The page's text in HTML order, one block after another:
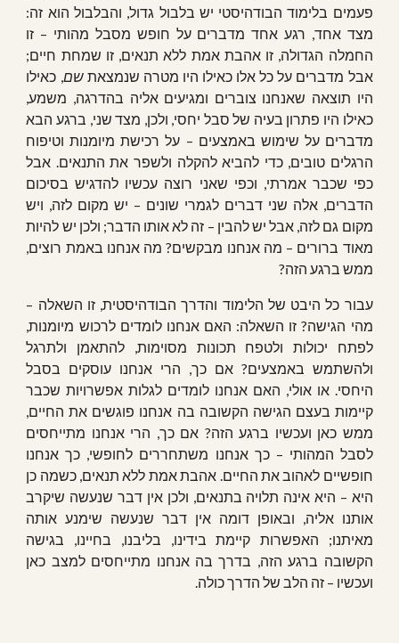
פעמים בלימוד הבודהיסטי יש בלבול גדול, והבלבול הוא זה:
מצד אחד, רגע אחד מדברים על חופש מסבל מהותי – זו
החמלה הגדולה, זו אהבת אמת ללא תנאים, זו שמחת חיים;
אבל מדברים על כל אלו כאילו היו מטרה שנמצאתשם, כאילו
היו תוצאה שאנחנו צוברים ומגיעים אליה בהדרגה, משמע,
כאילו היו פתרון בעיה של סבל יחסי, ולכן, מצד שני, ברגע הבא
מדברים על שימוש באמצעים – על רכישת מיומנות וטיפוח
הרגלים טובים, כדי להביא להקלה ולשפר את התנאים. אבל
כפי שכבר אמרתי, וכפי שאני רוצה עכשיו להדגיש בסיכום
הדברים, אלה שני דברים לגמרי שונים – יש מקום לזה, ויש
מקום גם לזה, אבל יש להבין – זה לא אותו הדבר; ולכן יש להיות
מאוד ברורים – מה אנחנו מבקשים? מה אנחנו באמת רוצים,
ממש ברגע הזה?
עבור כל היבט של הלימוד והדרך הבודהיסטית, זו השאלה –
מהי הגישה? זו השאלה: האם אנחנו לומדים לרכוש מיומנות,
לפתח יכולות ולטפח תכונות מסוימות, להתאמן ולתרגל
ולהשתמש באמצעים? אם כך, הרי אנחנו עוסקים בסבל
היחסי. או אולי, האם אנחנו לומדים לגלות אפשרויות שכבר
קיימות בעצם הגישה הקשובה בה אנחנו פוגשים את החיים,
ממש כאן ועכשיו ברגע הזה? אם כך, הרי אנחנו מתייחסים
לסבל המהותי – כך אנחנו משתחררים לחופשי, כך אנחנו
חופשיים לאהוב את החיים. אהבת אמת ללא תנאים, כשמה כן
היא – היא אינה תלויה בתנאים, ולכן אין דבר שנעשה שיקרב
אותנו אליה, ובאופן דומה אין דבר שנעשה שימנע אותה
מאיתנו; האפשרות קיימת בידינו, בליבנו, בחיינו, בגישה
הקשובה ברגע הזה, בדרך בה אנחנו מתייחסים למצב כאן
ועכשיו – זה הלב של הדרך כולה.